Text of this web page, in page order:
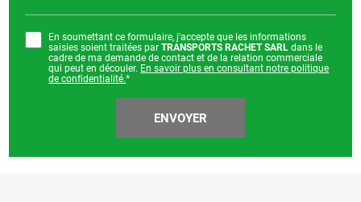
En soumettant ce formulaire, j'accepte que les informations
saisies soient traitées parTRANSPORTS RACHET SARLdans le
cadre de ma demande de contact et de la relation commerciale
qui peut en découler. En savoir plus en consultant notre politique
de confidentialité.*